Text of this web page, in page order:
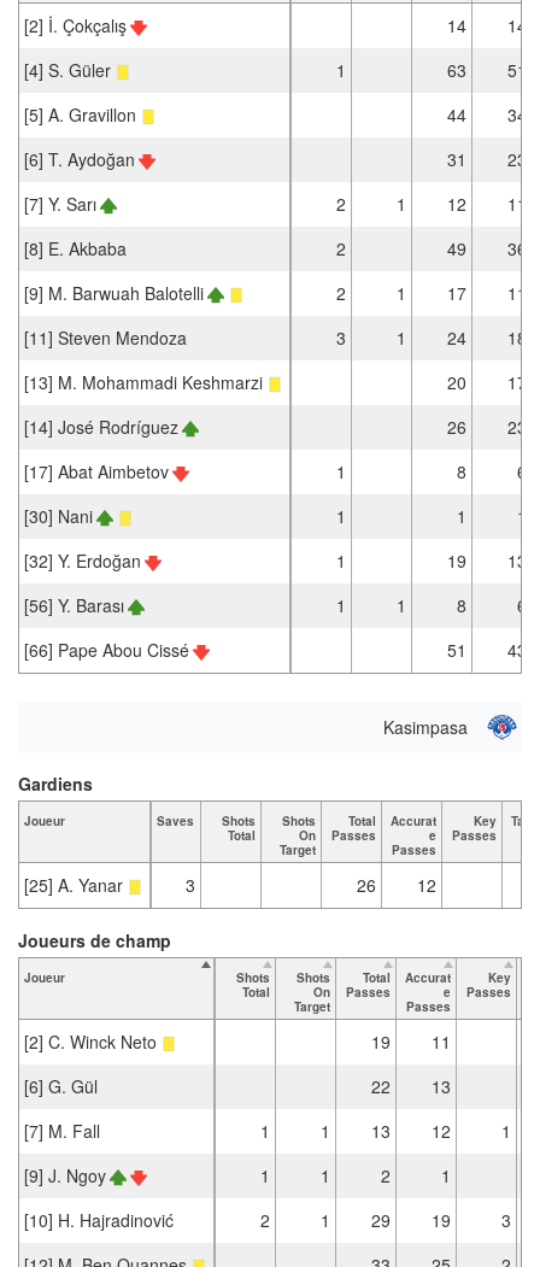
[2] İ. Çokçalış 14
14
[4] S. Güler
1 63
51
[5] A. Gravillon
44
34
[6] T. Aydoğan
31
23
[7] Y. Sarı
2 1 12
11
[8] E. Akbaba
2 49
36
[9] M. Barwuah Balotelli
2 1 17
11
[11] Steven Mendoza
3 1 24
18
[13] M. Mohammadi Keshmarzi
20
17
[14] José Rodríguez
26
23
[17] Abat Aimbetov
1 8
6
[30] Nani
1 1
1
[32] Y. Erdoğan
1 19
13
[56] Y. Barası
1 1 8
6
[66] Pape Abou Cissé
51 43
Kasimpasa
Joueur Saves
Shots
Total
Shots
On
Target
Total
Passes
Accurat
e
Passes
Key
Passes
[25] A. Yanar 3 26 12
Gardiens
Joueur
Shots
Total
Shots
On
Target
Total
Passes
Accurat
e
Passes
Key
Passes
[2] C. Winck Neto 19
11
[6] G. Gül
22
13
[7] M. Fall
1 1 13 12
1
[9] J. Ngoy
1 1 2
1
[10] H. Hajradinović
2 1 29 19
3
Joueurs de champ